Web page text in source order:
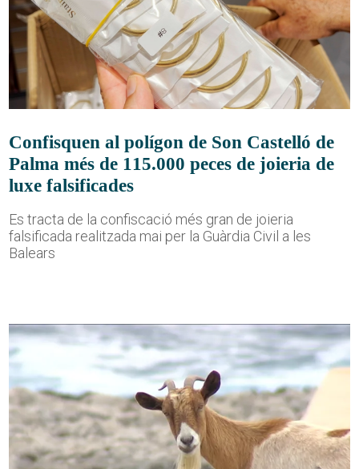
Confisquen al polígon de Son Castelló de
Palma més de 115.000 peces de joieria de
luxe falsificades
Es tracta de la confiscació més gran de joieria
falsificada realitzada mai per la Guàrdia Civil a les
Balears